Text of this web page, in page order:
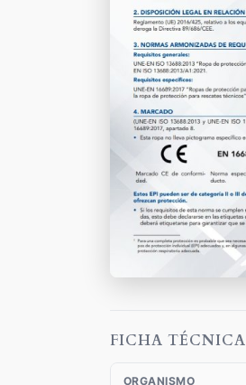
FICHA TÉCNICA
ORGANISMO